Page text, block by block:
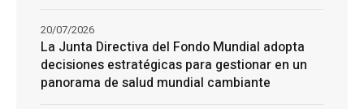
La Junta Directiva del Fondo Mundial adopta
decisiones estratégicas para gestionar en un
panorama de salud mundial cambiante
20/07/2026